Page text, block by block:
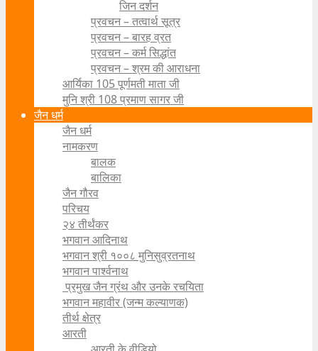
जिन दर्शन
प्रवचन – तत्वार्थ सूत्र
प्रवचन – बारह व्रत
प्रवचन – कर्म सिद्धांत
प्रवचन – श्रम की आराधना
आर्यिका 105 पूर्णमती माता जी
मुनि श्री 108 प्रमाण सागर जी
जैन धर्म
जैन धर्म
नामकरण
बालक
बालिका
जैन गौरव
परिचय
२४ तीर्थंकर
भगवान आदिनाथ
भगवान श्री १००८ मुनिसुव्रतनाथ
भगवान पार्श्वनाथ
प्रमुख जैन ग्रंथ और उनके रचयिता
भगवान महावीर (जन्म कल्याणक)
तीर्थ क्षेत्र
आरती